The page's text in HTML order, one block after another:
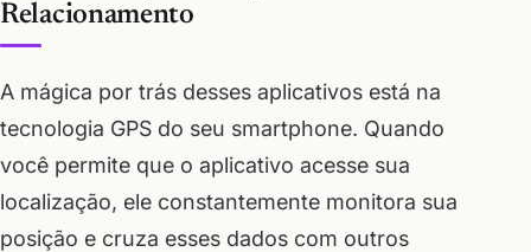
Relacionamento
A mágica por trás desses aplicativos está na
tecnologia GPS do seu smartphone. Quando
você permite que o aplicativo acesse sua
localização, ele constantemente monitora sua
posição e cruza esses dados com outros